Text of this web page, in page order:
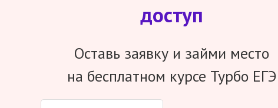
доступ
Оставь заявку и займи место
на бесплатном курсе Турбо ЕГЭ